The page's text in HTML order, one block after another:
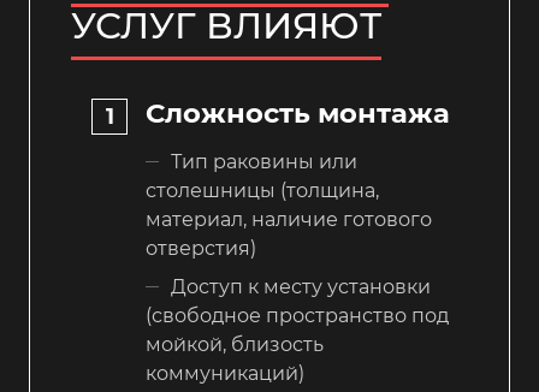
УСЛУГ ВЛИЯЮТ
Сложность монтажа
Тип раковины или
столешницы (толщина,
материал, наличие готового
отверстия)
Доступ к месту установки
(свободное пространство под
мойкой, близость
коммуникаций)